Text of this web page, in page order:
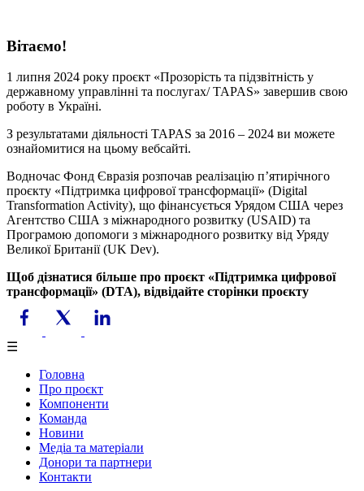
Вітаємо!
1 липня 2024 року проєкт «Прозорість та підзвітність у
державному управлінні та послугах/ TAPAS» завершив свою
роботу в Україні.
З результатами діяльності TAPAS за 2016 – 2024 ви можете
ознайомитися на цьому вебсайті.
Водночас Фонд Євразія розпочав реалізацію пʼятирічного
проєкту «Підтримка цифрової трансформації» (Digital
Transformation Activity), що фінансується Урядом США через
Агентство США з міжнародного розвитку (USAID) та
Програмою допомоги з міжнародного розвитку від Уряду
Великої Британії (UK Dev).
Щоб дізнатися більше про проєкт «Підтримка цифрової
трансформації» (DTA), відвідайте сторінки проєкту
☰
Головна
Про проєкт
Компоненти
Команда
Новини
Медіа та матеріали
Донори та партнери
Контакти